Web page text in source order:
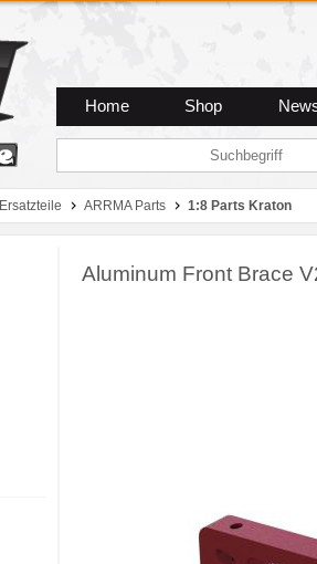
Home Shop
Ersatzteile ARRMA Parts 1:8 Parts Kraton
Aluminum Front Brace